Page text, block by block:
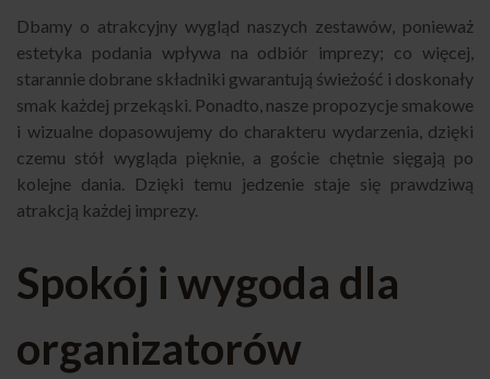
Dbamy o atrakcyjny wygląd naszych zestawów, ponieważ
estetyka podania wpływa na odbiór imprezy; co więcej,
starannie dobrane składniki gwarantują świeżość i doskonały
smak każdej przekąski. Ponadto, nasze propozycje smakowe
i wizualne dopasowujemy do charakteru wydarzenia, dzięki
czemu stół wygląda pięknie, a goście chętnie sięgają po
kolejne dania. Dzięki temu jedzenie staje się prawdziwą
atrakcją każdej imprezy.
Spokój i wygoda dla
organizatorów